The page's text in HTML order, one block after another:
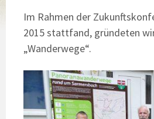
Im Rahmen der
2015 stattfand, gründeten
„Wanderwege“.